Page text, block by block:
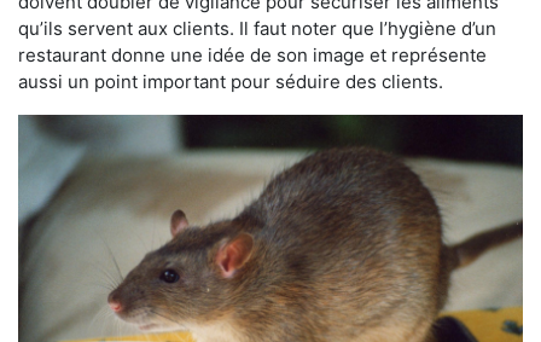
qu’ils servent aux clients. Il faut noter que l’hygiène d’un
restaurant donne une idée de son image et représente
aussi un point important pour séduire des clients.